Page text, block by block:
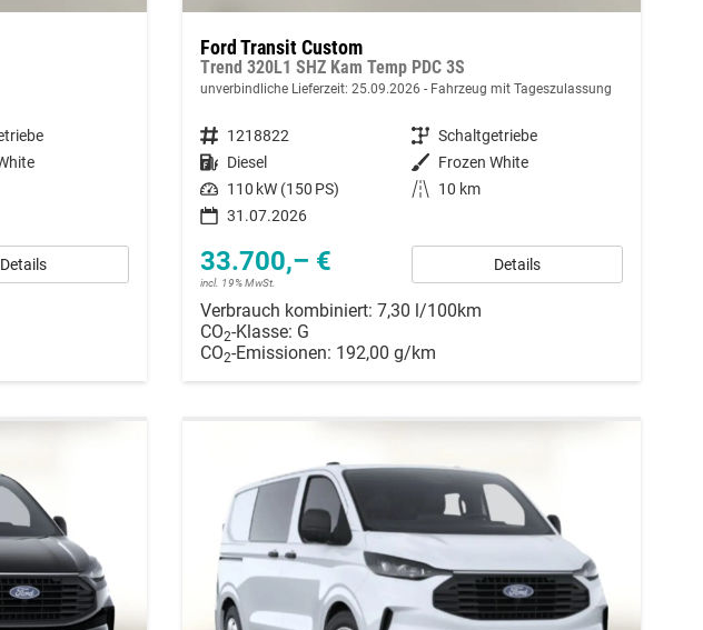
Details
Ford Transit Custom
Trend 320L1 SHZ Kam Temp PDC 3S
unverbindliche Lieferzeit: 25.09.2026 Fahrzeug mit Tageszulassung
Fahrzeugnummer 1218822 Getriebe Schaltgetriebe
Kraftstoff Diesel Außenfarbe Frozen White
Leistung 110 kW (150 PS) Kilometerstand
10 km
31.07.2026
33.700,– €
incl. 19% MwSt.
Details
Verbrauch kombiniert: 7,30 l/100km
CO2-Klasse: G
CO2-Emissionen: 192,00 g/km